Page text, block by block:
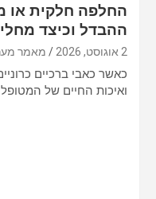
החלפה חלקית
ההבדל וכיצד
2 אוגוסט, 2026 מאמר
כאשר כאבי ברכיים
ואיכות החיים של